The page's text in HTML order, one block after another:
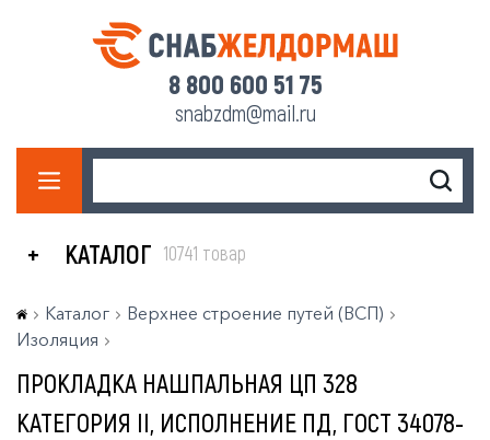
8 800 600 51 75
snabzdm@mail.ru
КАТАЛОГ 10741 товар
Каталог
Верхнее строение путей (ВСП)
Изоляция
ПРОКЛАДКА НАШПАЛЬНАЯ ЦП 328
КАТЕГОРИЯ II, ИСПОЛНЕНИЕ ПД, ГОСТ 34078-